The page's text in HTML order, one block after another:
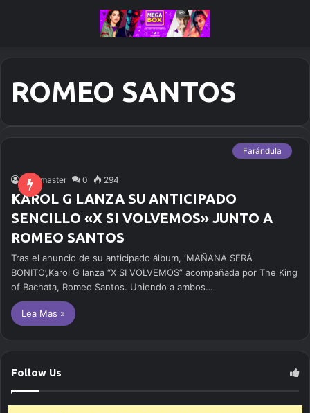
ROMEO SANTOS
Farándula
web master 0 294
KAROL G LANZA SU ANTICIPADO
SENCILLO «X SI VOLVEMOS» JUNTO A
ROMEO SANTOS
Tras el anuncio de su anticipado álbum, ‘MAÑANA SERÁ
BONITO’,Karol G lanza “X SI VOLVEMOS” acompañada por The King
of Bachata, Romeo Santos. Uniendo a ambos…
Lea Mas »
Follow Us